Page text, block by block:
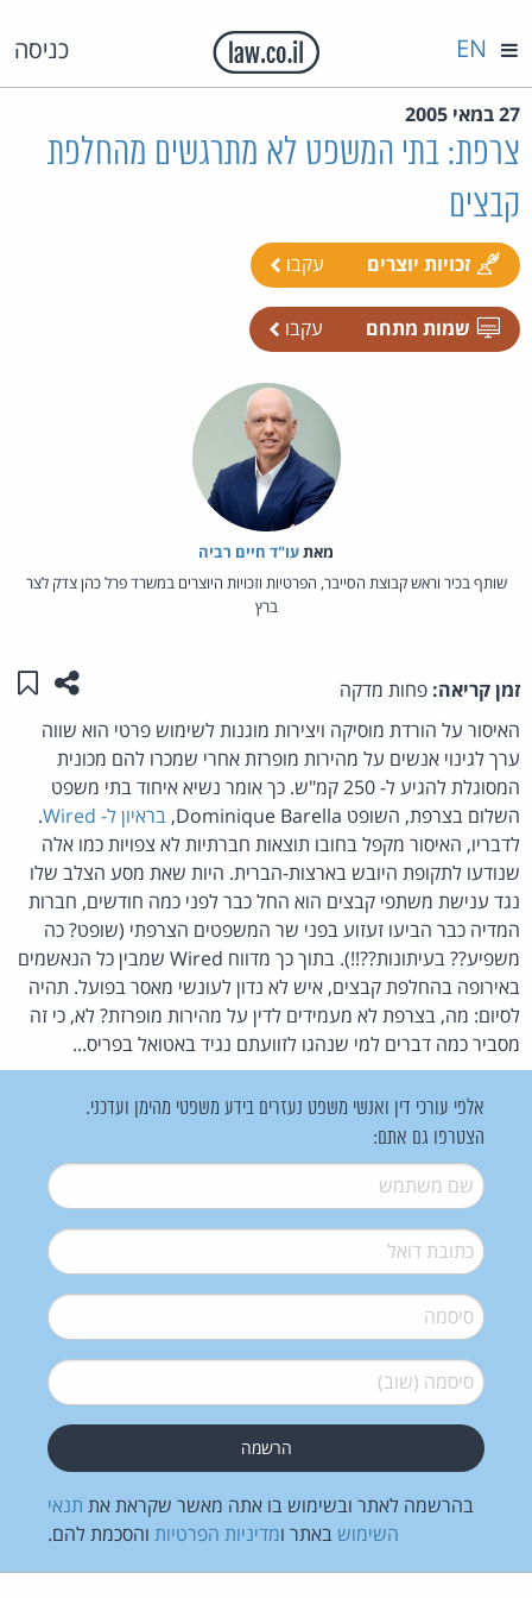
כניסה EN
27 במאי 2005
צרפת: בתי המשפט לא מתרגשים מהחלפת
קבצים
זכויות יוצרים עקבו
שמות מתחם עקבו
מאת‏עו"ד חיים רביה
שותף בכיר וראש קבוצת הסייבר, הפרטיות וזכויות היוצרים במשרד פרל כהן צדק לצר
ברץ
זמן קריאה: פחות מדקה שתפו
האיסור על הורדת מוסיקה ויצירות מוגנות לשימוש פרטי הוא שווה
ערך לגינוי אנשים על מהירות מופרזת אחרי שמכרו להם מכונית
המסוגלת להגיע ל- 250 קמ"ש. כך אומר נשיא איחוד בתי משפט
השלום בצרפת, השופט Dominique Barella,
בראיון ל- Wired
.
לדבריו, האיסור מקפל בחובו תוצאות חברתיות לא צפויות כמו אלה
שנודעו לתקופת היובש בארצות-הברית. היות שאת מסע הצלב שלו
נגד ענישת משתפי קבצים הוא החל כבר לפני כמה חודשים, חברות
המדיה כבר הביעו זעזוע בפני שר המשפטים הצרפתי (שופט? כה
משפיע?? בעיתונות??!!). בתוך כך מדווח Wired שמבין כל הנאשמים
באירופה בהחלפת קבצים, איש לא נדון לעונשי מאסר בפועל. תהיה
לסיום: מה, בצרפת לא מעמידים לדין על מהירות מופרזת? לא, כי זה
מסביר כמה דברים למי שנהגו לזוועתם נגיד באטואל בפריס...
אלפי עורכי דין ואנשי משפט נעזרים בידע משפטי מהימן ועדכני.
הצטרפו גם אתם:
שם משתמש*
דואל*
סיסמה*
סיסמה (שוב)*
בהרשמה לאתר ובשימוש בו אתה מאשר שקראת את תנאי
השימוש באתר ומדיניות הפרטיות והסכמת להם.